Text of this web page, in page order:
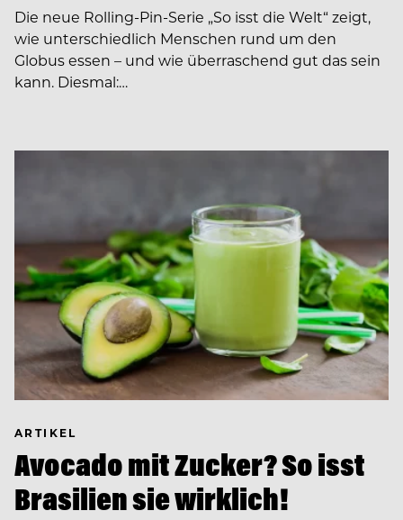
Die neue Rolling-Pin-Serie „So isst die Welt“ zeigt,
wie unterschiedlich Menschen rund um den
Globus essen – und wie überraschend gut das sein
kann. Diesmal:…
ARTIKEL
Avocado mit Zucker? So isst
Brasilien sie wirklich!